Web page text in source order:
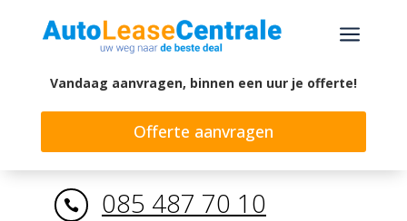
a
Vandaag aanvragen, binnen een uur je offerte!
Offerte aanvragen
 085 487 70 10